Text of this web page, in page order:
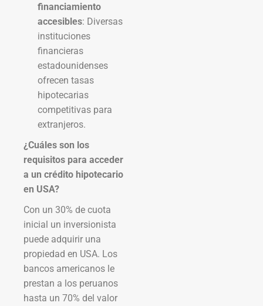
financiamiento
accesibles: Diversas
instituciones
financieras
estadounidenses
ofrecen tasas
hipotecarias
competitivas para
extranjeros.
¿Cuáles son los
requisitos para acceder
a un crédito hipotecario
en USA?
Con un 30% de cuota
inicial un inversionista
puede adquirir una
propiedad en USA. Los
bancos americanos le
prestan a los peruanos
hasta un 70% del valor